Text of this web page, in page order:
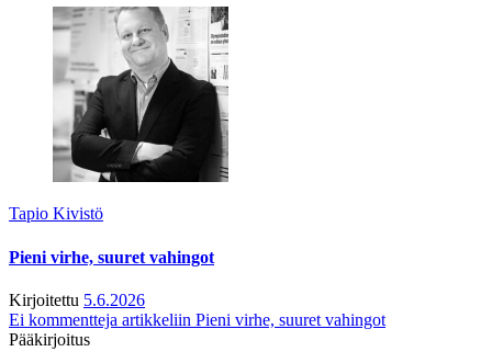
Tapio Kivistö
Pieni virhe, suuret vahingot
Kirjoitettu 5.6.2026
Ei kommentteja artikkeliin Pieni virhe, suuret vahingot
Pääkirjoitus